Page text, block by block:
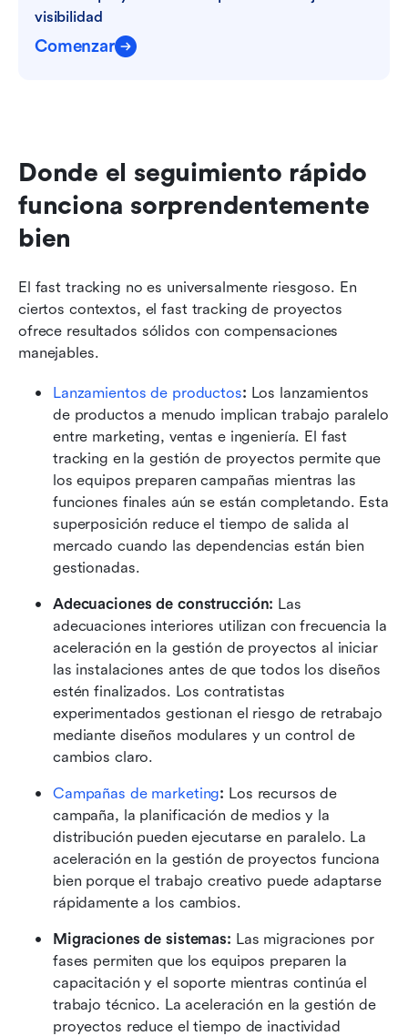
visibilidad
Comenzar
Donde el seguimiento rápido
funciona sorprendentemente
bien
El fast tracking no es universalmente riesgoso. En
ciertos contextos, el fast tracking de proyectos
ofrece resultados sólidos con compensaciones
manejables.
Lanzamientos de productos: Los lanzamientos
de productos a menudo implican trabajo paralelo
entre marketing, ventas e ingeniería. El fast
tracking en la gestión de proyectos permite que
los equipos preparen campañas mientras las
funciones finales aún se están completando. Esta
superposición reduce el tiempo de salida al
mercado cuando las dependencias están bien
gestionadas.
Adecuaciones de construcción: Las
adecuaciones interiores utilizan con frecuencia la
aceleración en la gestión de proyectos al iniciar
las instalaciones antes de que todos los diseños
estén finalizados. Los contratistas
experimentados gestionan el riesgo de retrabajo
mediante diseños modulares y un control de
cambios claro.
Campañas de marketing: Los recursos de
campaña, la planificación de medios y la
distribución pueden ejecutarse en paralelo. La
aceleración en la gestión de proyectos funciona
bien porque el trabajo creativo puede adaptarse
rápidamente a los cambios.
Migraciones de sistemas: Las migraciones por
fases permiten que los equipos preparen la
capacitación y el soporte mientras continúa el
trabajo técnico. La aceleración en la gestión de
proyectos reduce el tiempo de inactividad